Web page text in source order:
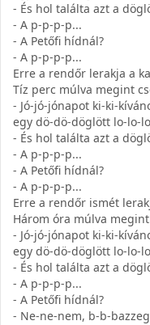
- És hol találta azt a
- A p-p-p-p...
- A Petőfi hídnál?
- A p-p-p-p...
Erre a rendőr lerakja a
Tíz perc múlva megint
- Jó-jó-jónapot ki-ki-
egy dö-dö-döglött lo-lo-
- És hol találta azt a
- A p-p-p-p...
- A Petőfi hídnál?
- A p-p-p-p...
Erre a rendőr ismét
Három óra múlva
- Jó-jó-jónapot ki-ki-
egy dö-dö-döglött lo-lo-
- És hol találta azt a
- A p-p-p-p...
- A Petőfi hídnál?
- Ne-ne-nem, b-b-